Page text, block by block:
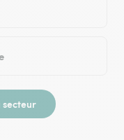
secteur